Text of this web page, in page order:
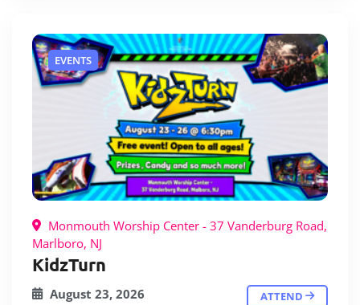
EVENTS
Monmouth Worship Center - 37 Vanderburg Road,
Marlboro, NJ
KidzTurn
August 23, 2026 ATTEND